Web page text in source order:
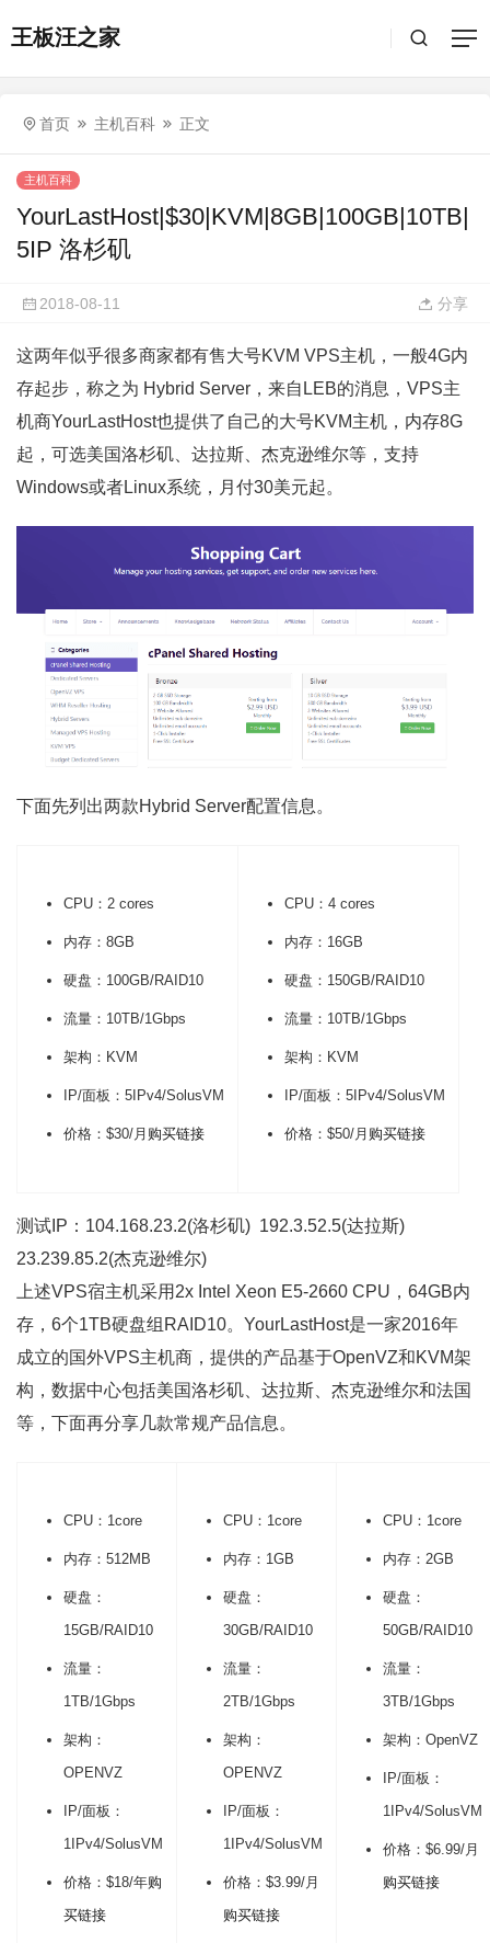
王板汪之家
首页 主机百科 正文
主机百科
YourLastHost|$30|KVM|8GB|100GB|10TB|
5IP 洛杉矶
2018-08-11 分享
这两年似乎很多商家都有售大号KVM VPS主机，一般4G内
存起步，称之为 Hybrid Server，来自LEB的消息，VPS主
机商YourLastHost也提供了自己的大号KVM主机，内存8G
起，可选美国洛杉矶 达拉斯 、杰克逊维尔等，支持
Windows或者Linux系统，月付30美元起。
下面先列出两款Hybrid Server配置信息。
CPU：2 cores
内存：8GB
硬盘：100GB/RAID10
流量：10TB/1Gbps
架构：KVM
IP/面板：5IPv4/SolusVM
价格：$30/月 购买链接
CPU：4 cores
内存：16GB
硬盘：150GB/RAID10
流量：10TB/1Gbps
架构：KVM
IP/面板：5IPv4/SolusVM
价格：$50/月 购买链接
测试IP：104.168.23.2(洛杉矶) 192.3.52.5(达拉斯)
23.239.85.2(杰克逊维尔)
上述VPS宿主机采用2x Intel Xeon E5-2660 CPU，64GB内
存，6个1TB硬盘组RAID10。 YourLastHost是一家2016年
成立的国外VPS主机商，提供的产品基于OpenVZ和KVM架
构，数据中心包括美国洛杉矶 达拉斯 、杰克逊维尔和法国
等，下面再分享几款常规产品信息。
CPU：1core
内存：512MB
硬盘：
15GB/RAID10
流量：
1TB/1Gbps
架构：
OPENVZ
IP/面板：
1IPv4/SolusVM
价格：$18/年购
买链接
CPU：1core
内存：1GB
硬盘：
30GB/RAID10
流量：
2TB/1Gbps
架构：
OPENVZ
IP/面板：
1IPv4/SolusVM
价格：$3.99/月
购买链接
CPU：1core
内存：2GB
硬盘：
50GB/RAID10
流量：
3TB/1Gbps
架构：OpenVZ
IP/面板：
1IPv4/SolusVM
价格：$6.99/月
购买链接